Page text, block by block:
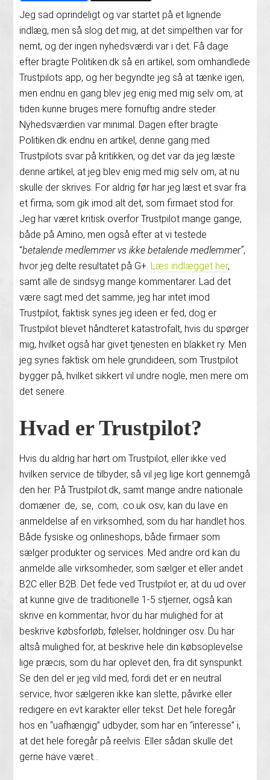
Jeg sad oprindeligt og var startet på et lignende
indlæg, men så slog det mig, at det simpelthen var for
nemt, og der ingen nyhedsværdi var i det. Få dage
efter bragte Politiken.dk så en artikel, som omhandlede
Trustpilots app, og her begyndte jeg så at tænke igen,
men endnu en gang blev jeg enig med mig selv om, at
tiden kunne bruges mere fornuftig andre steder.
Nyhedsværdien var minimal. Dagen efter bragte
Politiken.dk endnu en artikel, denne gang med
Trustpilots svar på kritikken, og det var da jeg læste
denne artikel, at jeg blev enig med mig selv om, at nu
skulle der skrives. For aldrig før har jeg læst et svar fra
et firma, som gik imod alt det, som firmaet stod for.
Jeg har været kritisk overfor Trustpilot mange gange,
både på Amino, men også efter at vi testede
“betalende medlemmer vs ikke betalende medlemmer”,
hvor jeg delte resultatet på G+. Læs indlægget her,
samt alle de sindsyg mange kommentarer. Lad det
være sagt med det samme, jeg har intet imod
Trustpilot, faktisk synes jeg ideen er fed, dog er
Trustpilot blevet håndteret katastrofalt, hvis du spørger
mig, hvilket også har givet tjenesten en blakket ry. Men
jeg synes faktisk om hele grundideen, som Trustpilot
bygger på, hvilket sikkert vil undre nogle, men mere om
det senere.
Hvad er Trustpilot?
Hvis du aldrig har hørt om Trustpilot, eller ikke ved
hvilken service de tilbyder, så vil jeg lige kort gennemgå
den her. På Trustpilot.dk, samt mange andre nationale
domæner .de, .se, .com, .co.uk osv, kan du lave en
anmeldelse af en virksomhed, som du har handlet hos.
Både fysiske og onlineshops, både firmaer som
sælger produkter og services. Med andre ord kan du
anmelde alle virksomheder, som sælger et eller andet
B2C eller B2B. Det fede ved Trustpilot er, at du ud over
at kunne give de traditionelle 1-5 stjerner, også kan
skrive en kommentar, hvor du har mulighed for at
beskrive købsforløb, følelser, holdninger osv. Du har
altså mulighed for, at beskrive hele din købsoplevelse
lige præcis, som du har oplevet den, fra dit synspunkt.
Se den del er jeg vild med, fordi det er en neutral
service, hvor sælgeren ikke kan slette, påvirke eller
redigere en evt karakter eller tekst. Det hele foregår
hos en “uafhængig” udbyder, som har en “interesse” i,
at det hele foregår på reelvis. Eller sådan skulle det
gerne have været…